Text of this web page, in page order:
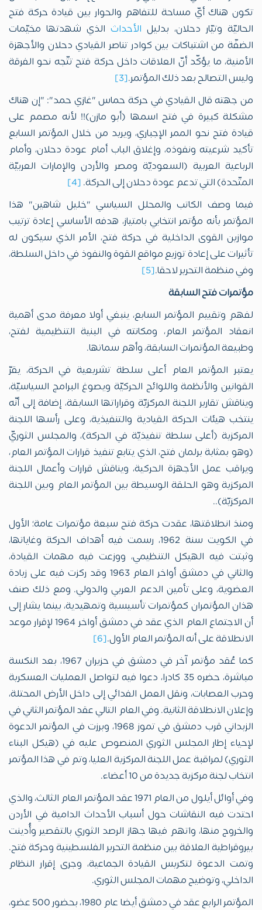
تكون هناك أيّ مساحة للتفاهم والحوار بين قيادة حركة فتح
الحاليّة وتيّار دحلان، بدليل الأحداث الذي شهدتها مخيّمات
الضفّة من اشتباكات بين كوادر تناصر القيادي دحلان والأجهزة
الأمنية، ما يؤكّد أنّ العلاقات داخل حركة فتح تتّجه نحو الفرقة
وليس التصالح بعد ذلك المؤتمر.[3]
من جهته قال القيادي في حركة حماس "غازي حمد": "إن هناك
مشكلة كبيرة في فتح اسمها (أبو مازن)!! لأنه مصمم على
قيادة فتح نحو الممر الإجباري، ويريد من خلال المؤتمر السابع
تأكيد شرعيته ونفوذه، وإغلاق الباب أمام عودة دحلان، وأمام
الرباعية العربية (السعوديّة ومصر والأردن والإمارات العربيّة
المتّحدة) التي تدعم عودة دحلان إلى الحركة. [4]
فيما وصف الكاتب والمحلل السياسي "خليل شاهين" هذا
المؤتمر بأنه مؤتمر انتخابي بامتياز، هدفه الأساسي إعادة ترتيب
موازين القوى الداخلية في حركة فتح، الأمر الذي سيكون له
تأثيرات على إعادة توزيع مواقع القوة والنفوذ في داخل السلطة،
وفي منظمة التحرير لاحقا.[5]
مؤتمرات فتح السابقة
لفهم وتقييم المؤتمر السابع، ينبغي أولا معرفة مدى أهمية
انعقاد المؤتمر العام، ومكانته في البنية التنظيمية لفتح،
وطبيعة المؤتمرات السابقة، وأهم سماتها.
يعتبر المؤتمر العام أعلى سلطة تشريعية في الحركة، يقرّ
القوانين والأنظمة واللوائح الحركيّة ويصوغ البرامج السياسيّة،
ويناقش تقارير اللجنة المركزيّة وقراراتها السابقة، إضافة إلى أنّه
ينتخب هيئات الحركة القيادية والتنفيذية، وعلى رأسها اللجنة
المركزية (أعلى سلطة تنفيذيّة في الحركة)، والمجلس الثوريّ
(وهو بمثابة برلمان فتح، الذي يتابع تنفيذ قرارات المؤتمر العام،
ويراقب عمل الأجهزة الحركية، ويناقش قرارات وأعمال اللجنة
المركزية وهو الحلقة الوسيطة بين المؤتمر العام وبين اللجنة
المركزيّة)..
ومنذ انطلاقتها، عقدت حركة فتح سبعة مؤتمرات عامة؛ الأول
في الكويت سنة 1962، رسمت فيه أهداف الحركة وغاياتها،
وثبتت فيه الهيكل التنظيمي، ووزعت فيه مهمات القيادة،
والثاني في دمشق أواخر العام 1963 وقد ركزت فيه على زيادة
العضوية، وعلى تأمين الدعم العربي والدولي. ومع ذلك صنف
هذان المؤتمران كمؤتمرات تأسيسية وتمهيدية، بينما يشار إلى
أن الاجتماع العام الذي عقد في دمشق أواخر 1964 لإقرار موعد
الانطلاقة على أنه المؤتمر العام الأول.[6]
كما عُقد مؤتمر آخر في دمشق في حزيران 1967، بعد النكسة
مباشرة، حضره 35 كادرا، دعوا فيه لتواصل العمليات العسكرية
وحرب العصابات، ونقل العمل الفدائي إلى داخل الأرض المحتلة،
وإعلان الانطلاقة الثانية. وفي العام التالي عقد المؤتمر الثاني في
الزبداني قرب دمشق في تموز 1968، وبرزت في المؤتمر الدعوة
لإحياء إطار المجلس الثوري المنصوص عليه في (هيكل البناء
الثوري) لمراقبة عمل اللجنة المركزية العليا، وتم في هذا المؤتمر
انتخاب لجنة مركزية جديدة من 10 أعضاء.
وفي أوائل أيلول من العام 1971 عقد المؤتمر العام الثالث، والذي
احتدت فيه النقاشات حول أسباب الأحداث الدامية في الأردن
والخروج منها، واتهم فيها جهاز الرصد الثوري بالتقصير وأُدينت
بيروقراطية العلاقة بين منظمة التحرير الفلسطينية وحركة فتح.
وتمت الدعوة لتكريس القيادة الجماعية، وجرى إقرار النظام
الداخلي، وتوضيح مهمات المجلس الثوري.
المؤتمر الرابع عقد في دمشق أيضا عام 1980، بحضور 500 عضو،